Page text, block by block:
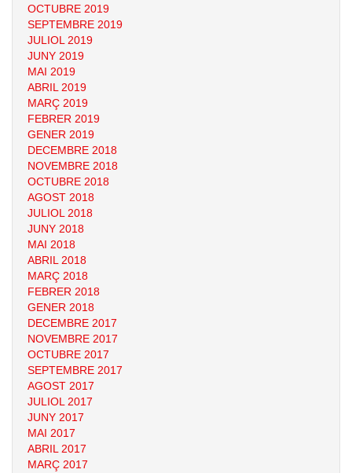
OCTUBRE 2019
SEPTEMBRE 2019
JULIOL 2019
JUNY 2019
MAI 2019
ABRIL 2019
MARÇ 2019
FEBRER 2019
GENER 2019
DECEMBRE 2018
NOVEMBRE 2018
OCTUBRE 2018
AGOST 2018
JULIOL 2018
JUNY 2018
MAI 2018
ABRIL 2018
MARÇ 2018
FEBRER 2018
GENER 2018
DECEMBRE 2017
NOVEMBRE 2017
OCTUBRE 2017
SEPTEMBRE 2017
AGOST 2017
JULIOL 2017
JUNY 2017
MAI 2017
ABRIL 2017
MARÇ 2017